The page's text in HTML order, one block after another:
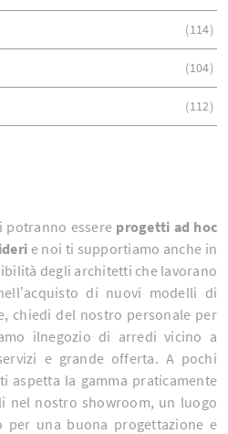
114
104
112
potranno essere progetti ad hoc
e noi ti supportiamo anche in
degli architetti che lavorano
di nuovi modelli di
chiedi del nostro personale per
ilnegozio di arredi vicino a
e grande offerta. A pochi
aspetta la gamma praticamente
nel nostro showroom, un luogo
per una buona progettazione e